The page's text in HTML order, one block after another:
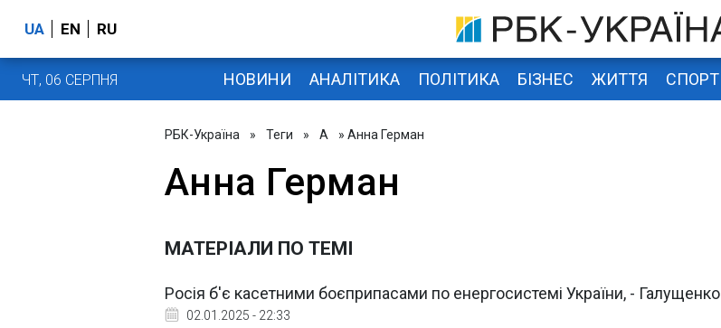
UA EN RU
ЧТ, 06 СЕРПНЯ НОВИНИ АНАЛІТИКА ПОЛІТИКА БІЗНЕС ЖИТТЯ СПОРТ
РБК-Україна » Теги » А » Анна Герман
Анна Герман
МАТЕРІАЛИ ПО ТЕМІ
Росія б'є касетними боєприпасами по енергосистемі України, - Галущенко
02.01.2025 - 22:33